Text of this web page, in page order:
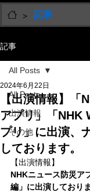
> 記事
記事
All Posts
出演情報
その他
All Posts
【出演情報】「
アプリ」「NHK
プリ」に出演、
しております。
2024年6月22日
【出演情報】
NHKニュース防災ア
編」に出演しておりま